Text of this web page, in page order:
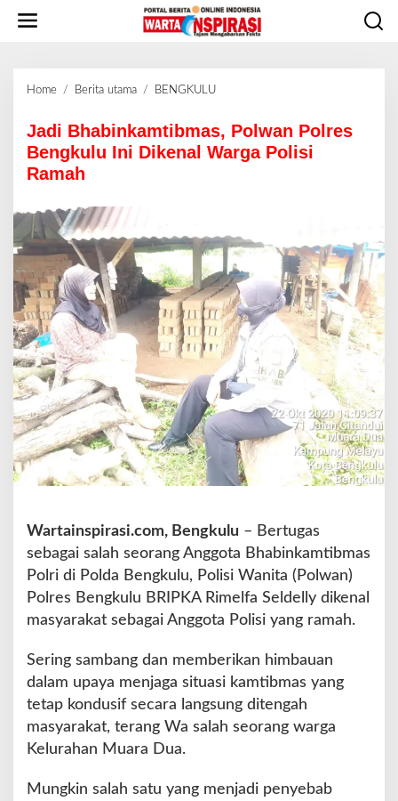
Home / Berita utama / BENGKULU
d
i
B
n
k
a
m
t
i
b
m
a
s
,
n
P
o
l
r
e
B
e
g
k
u
Jadi Bhabinkamtibmas, Polwan Polres
Bengkulu Ini Dikenal Warga Polisi
Ramah
Wartainspirasi.com, Bengkulu – Bertugas
sebagai salah seorang Anggota Bhabinkamtibmas
Polri di Polda Bengkulu, Polisi Wanita (Polwan)
Polres Bengkulu BRIPKA Rimelfa Seldelly dikenal
masyarakat sebagai Anggota Polisi yang ramah.
Sering sambang dan memberikan himbauan
dalam upaya menjaga situasi kamtibmas yang
tetap kondusif secara langsung ditengah
masyarakat, terang Wa salah seorang warga
Kelurahan Muara Dua.
Mungkin salah satu yang menjadi penyebab